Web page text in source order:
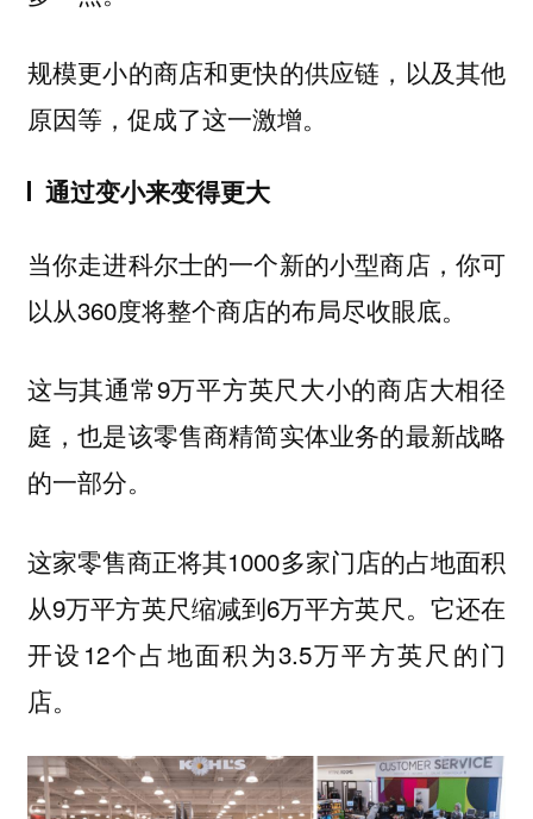
规模更小的商店和更快的供应链，以及其他
原因等，促成了这一激增。
通过变小来变得更大
当你走进科尔士的一个新的小型商店，你可
以从360度将整个商店的布局尽收眼底。
这与其通常9万平方英尺大小的商店大相径
庭，也是该零售商精简实体业务的最新战略
的一部分。
这家零售商正将其1000多家门店的占地面积
从9万平方英尺缩减到6万平方英尺。它还在
开设12个占地面积为3.5万平方英尺的门
店。